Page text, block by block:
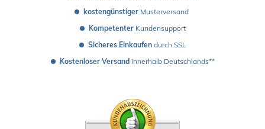
kostengünstiger Musterversand
Kompetenter Kundensupport
Sicheres Einkaufen durch SSL
Kostenloser Versand innerhalb Deutschlands**